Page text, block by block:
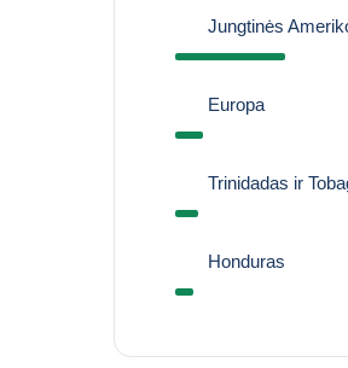
Jungtinės
Europa
Trinidadas ir
Honduras